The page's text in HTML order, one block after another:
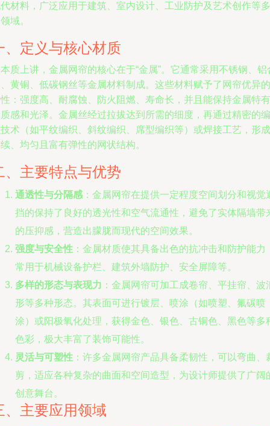
材料，广泛应用于建筑、室内设计、工业防护及艺术创作等多
域。
、定义与核心材质
质上讲，金属网帘的核心在于“金属”。它通常采用不锈钢、铝
黄铜、低碳钢丝等金属材料制成。这些材料赋予了网帘优异的
：强度高、耐腐蚀、防火阻燃、寿命长，并且能保持金属特有
感和光泽。金属丝经过拉拔达到所需的细度，再通过精密的编
术（如平纹编织、斜纹编织、席型编织等）或焊接工艺，形成
、均匀且富有弹性的网状结构。
、主要特点与优势
通透性与分隔感 ：金属网帘在提供一定程度空间划分和视觉
挡的保持了良好的透光性和空气流通性，避免了实体隔墙带
的压抑感，营造出朦胧而现代的空间效果。
强度与安全性 ：金属材质使其具备出色的抗冲击和防护能力
常用于机械设备护栏、建筑外墙防护、安全屏障等。
多样的形态与表现力 ：金属网帘可加工成卷帘、平挂帘、波
形等多种形态。其表面可进行镀层、喷涂（如喷塑、氟碳喷
涂）或阳极氧化处理，获得金色、银色、古铜色、黑色等多
色彩，极大丰富了装饰可能性。
灵活与可塑性 ：许多金属网帘产品具备柔韧性，可以弯曲、
剪，适应各种复杂的曲面和空间造型，为设计师提供了广阔
创意舞台。
、主要应用领域